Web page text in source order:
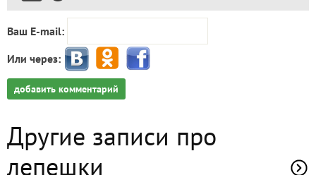
Ваш E-mail:
Или через:
добавить комментарий
Другие записи про
лепешки